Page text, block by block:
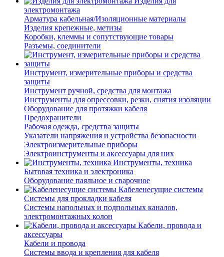
электромонтажа
Арматура кабельная/Изоляционные материалы
Изделия крепежные, метизы
Коробки, клеммы и сопутствующие товары
Разъемы, соединители
Инструмент, измерительные приборы и средства
защиты
Инструмент ручной, средства для монтажа
Инструменты для опрессовки, резки, снятия изоляции
Оборудование для протяжки кабеля
Предохранители
Рабочая одежда, средства защиты
Указатели напряжения и устройства безопасности
Электроизмерительные приборы
Электроинструменты и аксессуары для них
Инструменты, техника
Бытовая техника и электроника
Оборудование паяльное и сварочное
Кабеленесущие системы
Системы для прокладки кабеля
Системы напольных и подпольных каналов,
электромонтажных колон
Кабели, провода и
аксессуары
Кабели и провода
Системы ввода и крепления для кабеля